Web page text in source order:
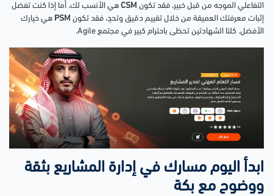
التفاعلي الموجه من قبل خبير، فقد تكون CSM هي الأنسب لك. أما إذا كنت تفضل
إثبات معرفتك العميقة من خلال تقييم دقيق وتحدٍ، فقد تكون PSM هي خيارك
الأفضل. كلتا الشهادتين تحظى باحترام كبير في مجتمع Agile.
ابدأ اليوم مسارك في إدارة المشاريع بثقة
ووضوح مع بكة